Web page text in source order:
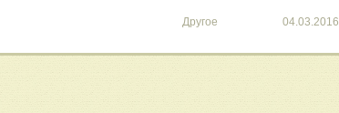
Другое 04.03.2016